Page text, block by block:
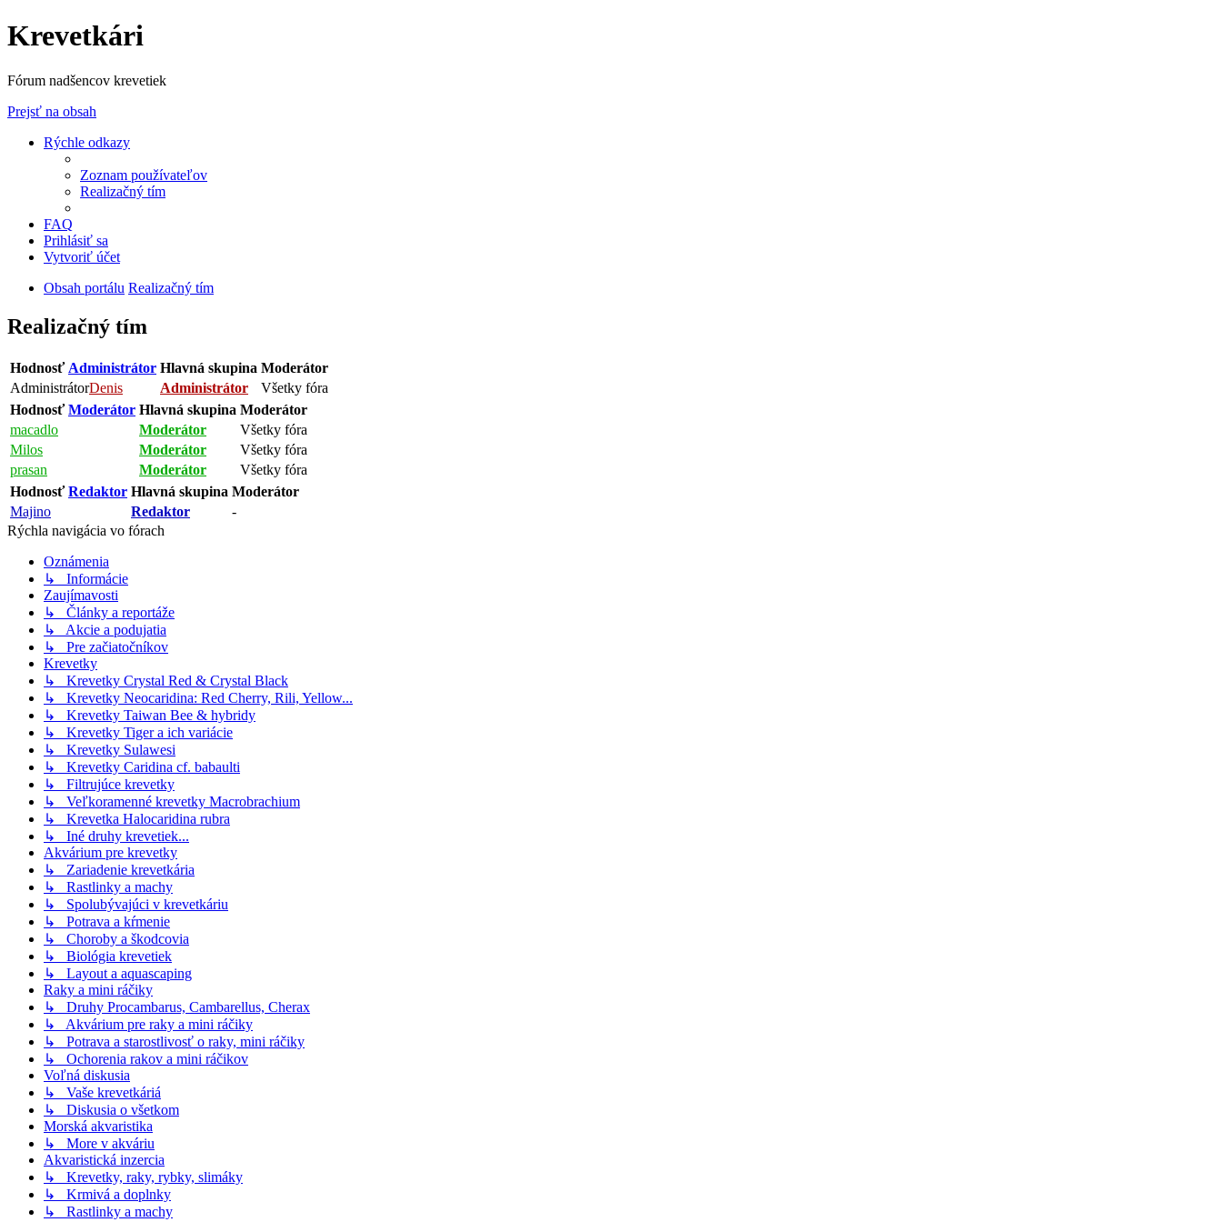
Krevetkári
Fórum nadšencov krevetiek
Prejsť na obsah
Rýchle odkazy
Zoznam používateľov
Realizačný tím
FAQ
Prihlásiť sa
Vytvoriť účet
Obsah portálu Realizačný tím
Realizačný tím
Hodnosť Administrátor Hlavná skupina Moderátor
AdministrátorDenis Administrátor
Všetky fóra
HodnosťModerátor Hlavná skupina Moderátor
macadlo
Moderátor
Všetky fóra
Milos
Moderátor
Všetky fóra
prasan
Moderátor
Všetky fóra
HodnosťRedaktor Hlavná skupina Moderátor
Majino
Redaktor
-
Rýchla navigácia vo fórach
Oznámenia
↳ Informácie
Zaujímavosti
↳ Články a reportáže
↳ Akcie a podujatia
↳ Pre začiatočníkov
Krevetky
↳ Krevetky Crystal Red & Crystal Black
↳ Krevetky Neocaridina: Red Cherry, Rili, Yellow...
↳ Krevetky Taiwan Bee & hybridy
↳ Krevetky Tiger a ich variácie
↳ Krevetky Sulawesi
↳ Krevetky Caridina cf. babaulti
↳ Filtrujúce krevetky
↳ Veľkoramenné krevetky Macrobrachium
↳ Krevetka Halocaridina rubra
↳ Iné druhy krevetiek...
Akvárium pre krevetky
↳ Zariadenie krevetkária
↳ Rastlinky a machy
↳ Spolubývajúci v krevetkáriu
↳ Potrava a kŕmenie
↳ Choroby a škodcovia
↳ Biológia krevetiek
↳ Layout a aquascaping
Raky a mini ráčiky
↳ Druhy Procambarus, Cambarellus, Cherax
↳ Akvárium pre raky a mini ráčiky
↳ Potrava a starostlivosť o raky, mini ráčiky
↳ Ochorenia rakov a mini ráčikov
Voľná diskusia
↳ Vaše krevetkáriá
↳ Diskusia o všetkom
Morská akvaristika
↳ More v akváriu
Akvaristická inzercia
↳ Krevetky, raky, rybky, slimáky
↳ Krmivá a doplnky
↳ Rastlinky a machy